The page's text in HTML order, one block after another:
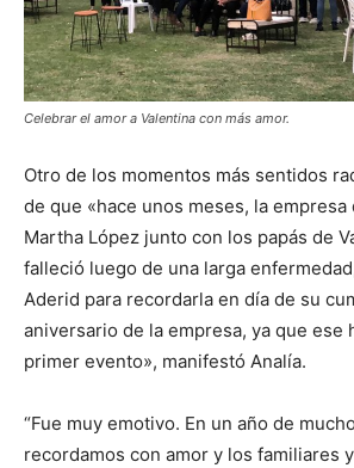
Celebrar el amor a Valentina con más amor.
Otro de los momentos más sentidos
de que «hace unos meses, la
Martha López junto con los papás de
falleció luego de una larga
Aderid para recordarla en día de su
aniversario de la empresa, ya que ese
primer evento», manifestó Analía.
“Fue muy emotivo. En un año de
recordamos con amor y los familiares